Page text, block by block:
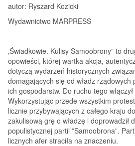
autor: Ryszard Kozicki
Wydawnictwo MARPRESS
‚Świadkowie. Kulisy Samoobrony” to
opowieści, której wartka akcja,
dotyczą wydarzeń historycznych
domagających się od władz rządowych
ich gospodarstw. Do ruchu tego
Wykorzystując przede wszystkim
licznie przybywających z całego kraju
zakulisową grę o władzę i doprowadził
populistycznej partii ”Samoobrona”.
licznych afer straciła na znaczeniu.